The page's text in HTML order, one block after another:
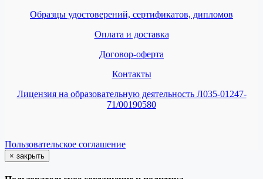
Образцы удостоверений, сертификатов, дипломов
Оплата и доставка
Договор-оферта
Контакты
Лицензия на образовательную деятельность Л035-01247-
71/00190580
Пользовательское соглашение
× закрыть